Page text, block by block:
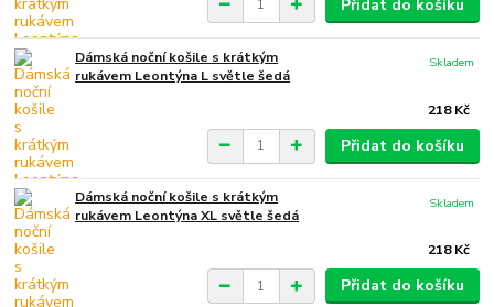
Přidat do košíku
Dámská noční košile s krátkým
rukávem Leontýna L světle šedá
218 Kč
Skladem
Přidat do košíku
Dámská noční košile s krátkým
rukávem Leontýna XL světle šedá
218 Kč
Skladem
Přidat do košíku